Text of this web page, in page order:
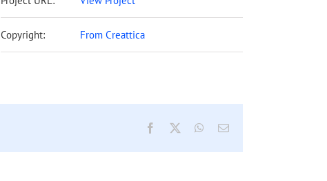
Copyright: From Creattica
Facebook WhatsApp
E-